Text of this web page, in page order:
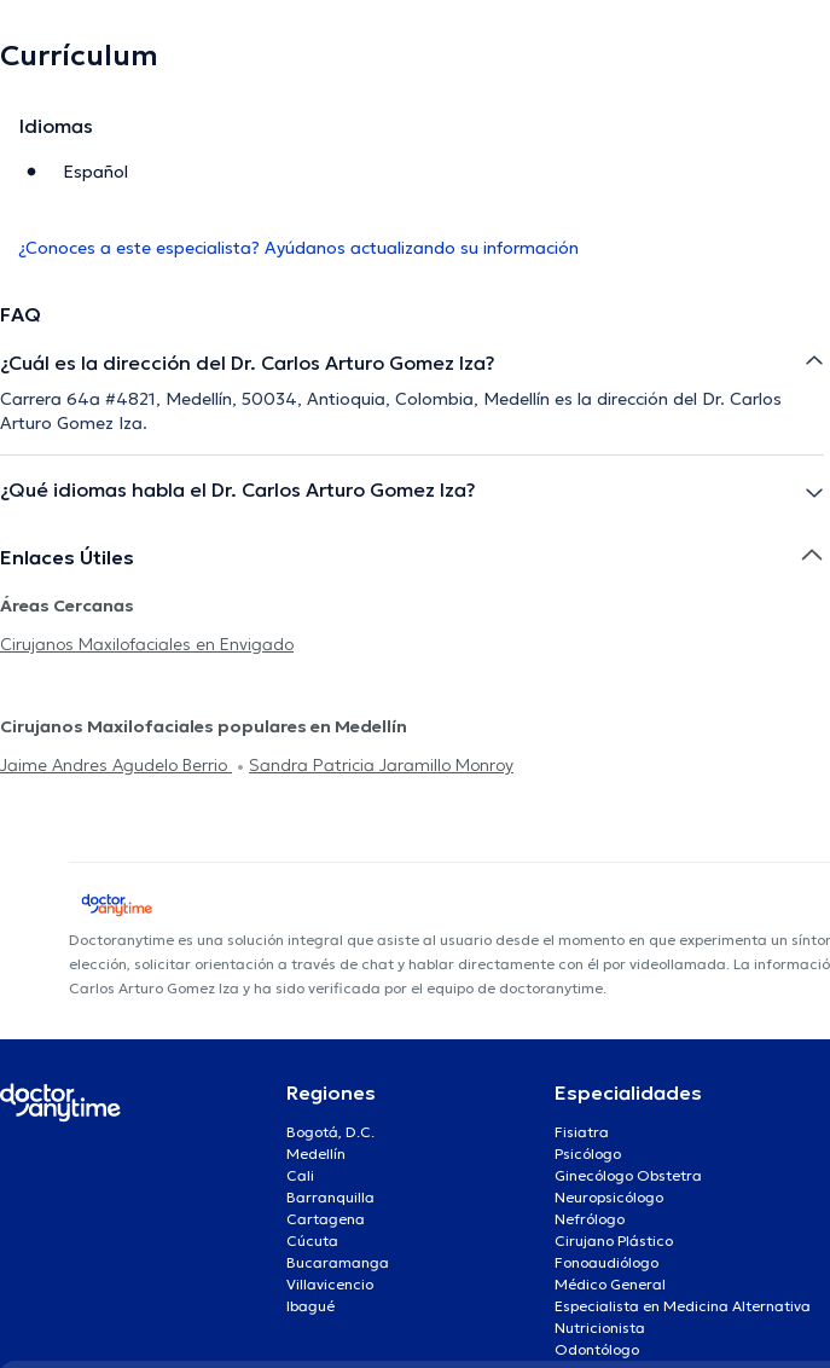
Currículum
Idiomas
Español
¿Conoces a este especialista? Ayúdanos actualizando su información
FAQ
¿Cuál es la dirección del Dr. Carlos Arturo Gomez Iza?
Carrera 64a #4821, Medellín, 50034, Antioquia, Colombia, Medellín es la dirección del Dr. Carlos
Arturo Gomez Iza.
¿Qué idiomas habla el Dr. Carlos Arturo Gomez Iza?
Enlaces Útiles
Áreas Cercanas
Cirujanos Maxilofaciales en Envigado
Cirujanos Maxilofaciales populares en Medellín
Jaime Andres Agudelo Berrio
Sandra Patricia Jaramillo Monroy
Doctoranytime es una solución integral que asiste al usuario desde el momento en que experimenta un
elección, solicitar orientación a través de chat y hablar directamente con él por videollamada. La
Carlos Arturo Gomez Iza y ha sido verificada por el equipo de doctoranytime.
Regiones
Bogotá, D.C.
Medellín
Cali
Barranquilla
Cartagena
Cúcuta
Bucaramanga
Villavicencio
Ibagué
Especialidades
Fisiatra
Psicólogo
Ginecólogo Obstetra
Neuropsicólogo
Nefrólogo
Cirujano Plástico
Fonoaudiólogo
Médico General
Especialista en Medicina Alternativa
Nutricionista
Odontólogo